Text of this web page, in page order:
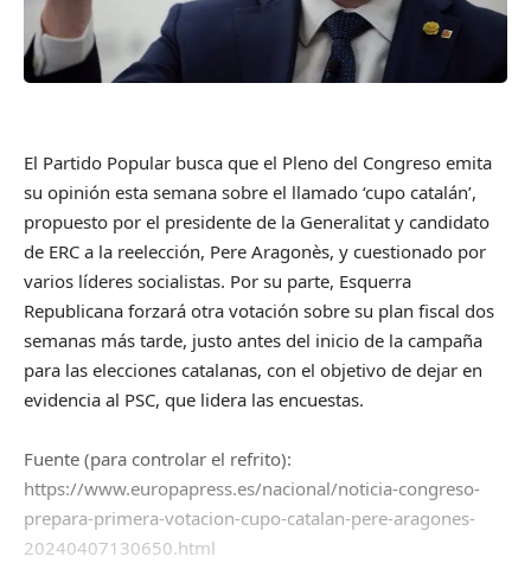
El Partido Popular busca que el Pleno del Congreso emita
su opinión esta semana sobre el llamado ‘cupo catalán’,
propuesto por el presidente de la Generalitat y candidato
de ERC a la reelección, Pere Aragonès, y cuestionado por
varios líderes socialistas. Por su parte, Esquerra
Republicana forzará otra votación sobre su plan fiscal dos
semanas más tarde, justo antes del inicio de la campaña
para las elecciones catalanas, con el objetivo de dejar en
evidencia al PSC, que lidera las encuestas.
Fuente (para controlar el refrito):
https://www.europapress.es/nacional/noticia-congreso-
prepara-primera-votacion-cupo-catalan-pere-aragones-
20240407130650.html